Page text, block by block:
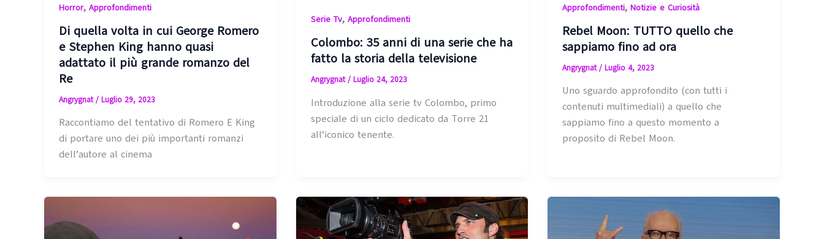
Horror, Approfondimenti
Di quella volta in cui George Romero
e Stephen King hanno quasi
adattato il più grande romanzo del
Re
Angrygnat/ Luglio 29, 2023
Raccontiamo del tentativo di Romero E King
di portare uno dei più importanti romanzi
dell’autore al cinema
Serie Tv, Approfondimenti
Colombo: 35 anni di una serie che ha
fatto la storia della televisione
Angrygnat/ Luglio 24, 2023
Introduzione alla serie tv Colombo, primo
speciale di un ciclo dedicato da Torre 21
all’iconico tenente.
Approfondimenti,Notizie e Curiosità
Rebel Moon: TUTTO quello che
sappiamo fino ad ora
Angrygnat/Luglio 4, 2023
Uno sguardo approfondito (con tutti i
contenuti multimediali) a quello che
sappiamo fino a questo momento a
proposito di Rebel Moon.